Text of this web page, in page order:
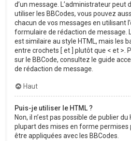
d’un message. L’administrateur peut
utiliser les BBCodes, vous pouvez
chacun de vos messages en utilisant
formulaire de rédaction de message.
est similaire au style HTML, mais les
entre crochets [ et ] plutôt que < et >.
sur le BBCode, consultez le guide
de rédaction de message.
Haut
Puis-je utiliser le HTML ?
Non, il n’est pas possible de publier
plupart des mises en forme permises
être appliquées avec les BBCodes.